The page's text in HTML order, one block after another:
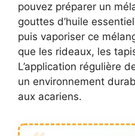
pouvez préparer un
gouttes d’huile
puis vaporiser ce
que les rideaux, les
L’application régulière
un environnement
aux acariens.